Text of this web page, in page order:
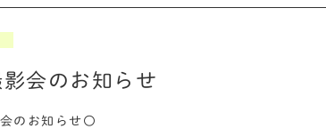
会のお知らせ
のお知らせ〇